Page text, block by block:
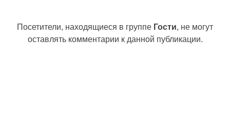
Посетители, находящиеся в группе Гости, не могут
оставлять комментарии к данной публикации.